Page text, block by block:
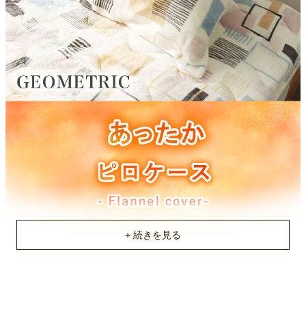
裏地目付
180g/m2
中材
150g/m2
洗濯マーク
洗濯機OK（ネット使用）